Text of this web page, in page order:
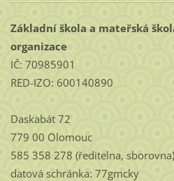
Základní škola a mateřská
organizace
IČ: 70985901
RED-IZO: 600140890
Daskabát 72
779 00 Olomouc
585 358 278 (ředitelna, sborovna)
datová schránka: 77gmcky